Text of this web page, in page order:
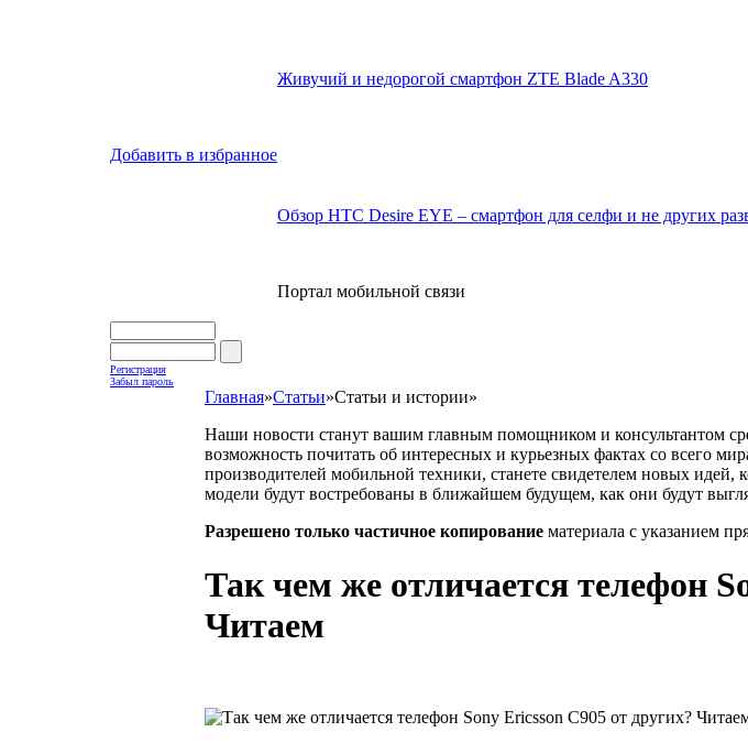
Добавить в избранное
Живучий и недорогой смартфон ZTE Blade A330
Обзор HTC Desire EYE – смартфон для селфи и не других
Портал мобильной связи
Регистрация
Забыл пароль
Главная»Статьи»Статьи и истории»
Наши новости станут вашим главным помощником и консультантом
возможность почитать об интересных и курьезных фактах со всего
производителей мобильной техники, станете свидетелем новых идей,
модели будут востребованы в ближайшем будущем, как они будут
Разрешено только частичное копирование материала с указанием
Так чем же отличается телефон
Читаем